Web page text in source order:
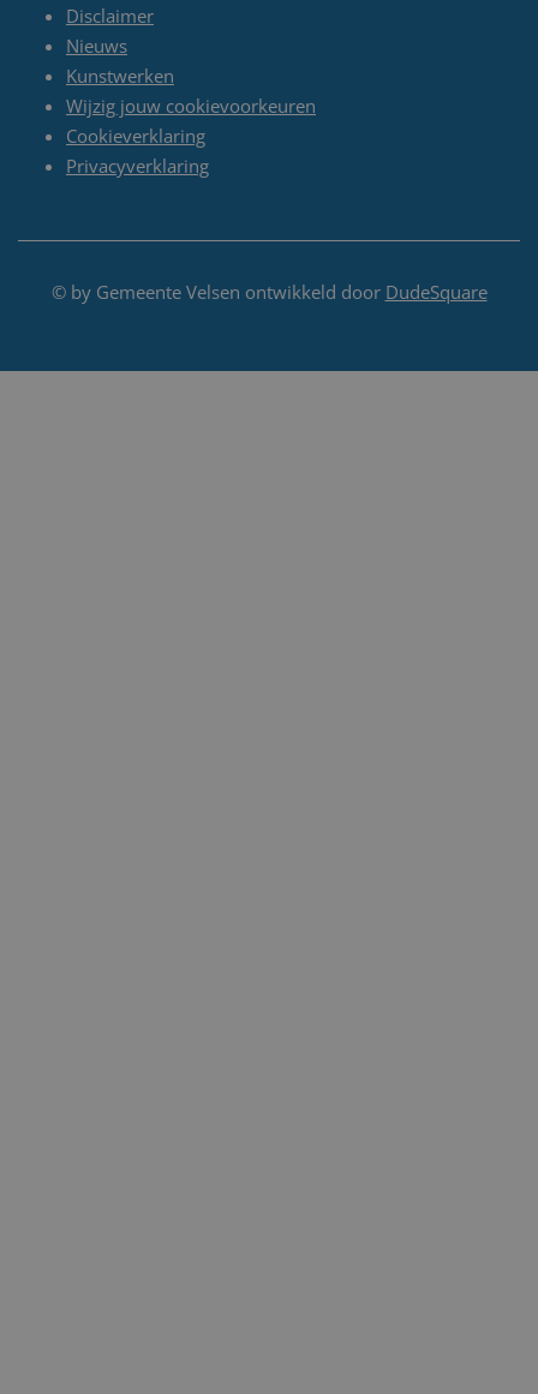
Disclaimer
Nieuws
Kunstwerken
Wijzig jouw cookievoorkeuren
Cookieverklaring
Privacyverklaring
© by Gemeente Velsen ontwikkeld door DudeSquare